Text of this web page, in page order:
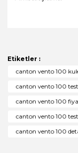
Ürün
Ürün fiyatı
Bu ürüne
Etiketler :
canton vento 100
canton vento 100 test
canton vento 100
canton vento 100
canton vento 100